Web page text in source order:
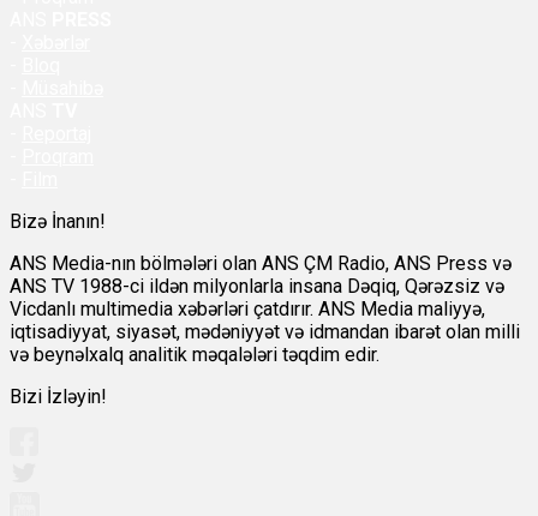
Bizə İnanın!
ANS Media-nın bölmələri olan ANS ÇM Radio, ANS Press və
ANS TV 1988-ci ildən milyonlarla insana Dəqiq, Qərəzsiz və
Vicdanlı multimedia xəbərləri çatdırır. ANS Media maliyyə,
iqtisadiyyat, siyasət, mədəniyyət və idmandan ibarət olan milli
və beynəlxalq analitik məqalələri təqdim edir.
Bizi İzləyin!